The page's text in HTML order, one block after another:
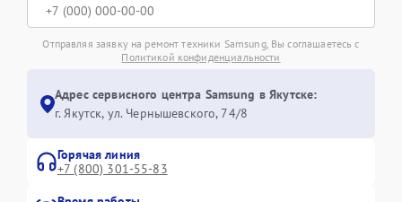
Отправляя заявку на ремонт техники Samsung, Вы соглашаетесь с
Политикой конфиденциальности
Адрес сервисного центра Samsung в Якутске:
г. Якутск, ул. Чернышевского, 74/8
Горячая линия
+7 (800) 301-55-83